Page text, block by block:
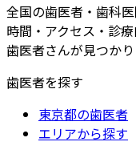
全国の歯医者・歯科
時間・アクセス・診
歯医者さんが見つかり
歯医者を探す
東京都の歯医者
エリアから探す